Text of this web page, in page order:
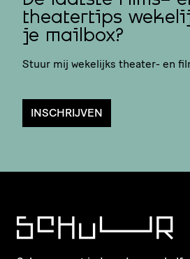
theatertips
je mailbox?
Stuur mij wekelijks theater- en
INSCHRIJVEN